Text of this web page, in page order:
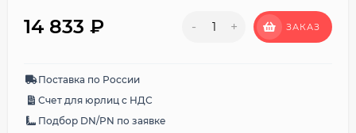
14 833 ₽ - + ЗАКАЗ
Поставка по России
Счет для юрлиц с НДС
Подбор DN/PN по заявке